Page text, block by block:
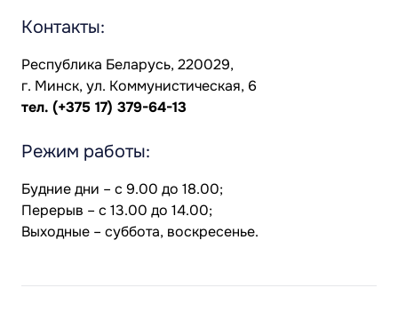
Контакты:
Республика Беларусь, 220029,
г. Минск, ул. Коммунистическая, 6
тел. (+375 17) 379-64-13
Режим работы:
Будние дни – с 9.00 до 18.00;
Перерыв – с 13.00 до 14.00;
Выходные – суббота, воскресенье.